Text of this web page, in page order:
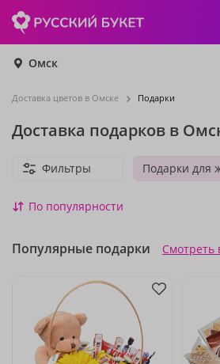
Омск
Доставка цветов в Омске Подарки
Доставка подарков в
Подарки для
Фильтры
По популярности
Популярные подарки Смотреть